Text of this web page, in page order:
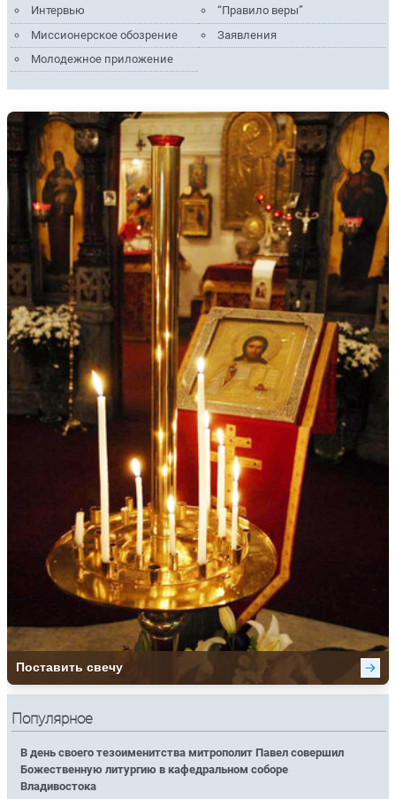
Интервью
“Правило веры”
Миссионерское обозрение
Заявления
Молодежное приложение
Популярное
В день своего тезоименитства митрополит Павел совершил
Божественную литургию в кафедральном соборе
Владивостока